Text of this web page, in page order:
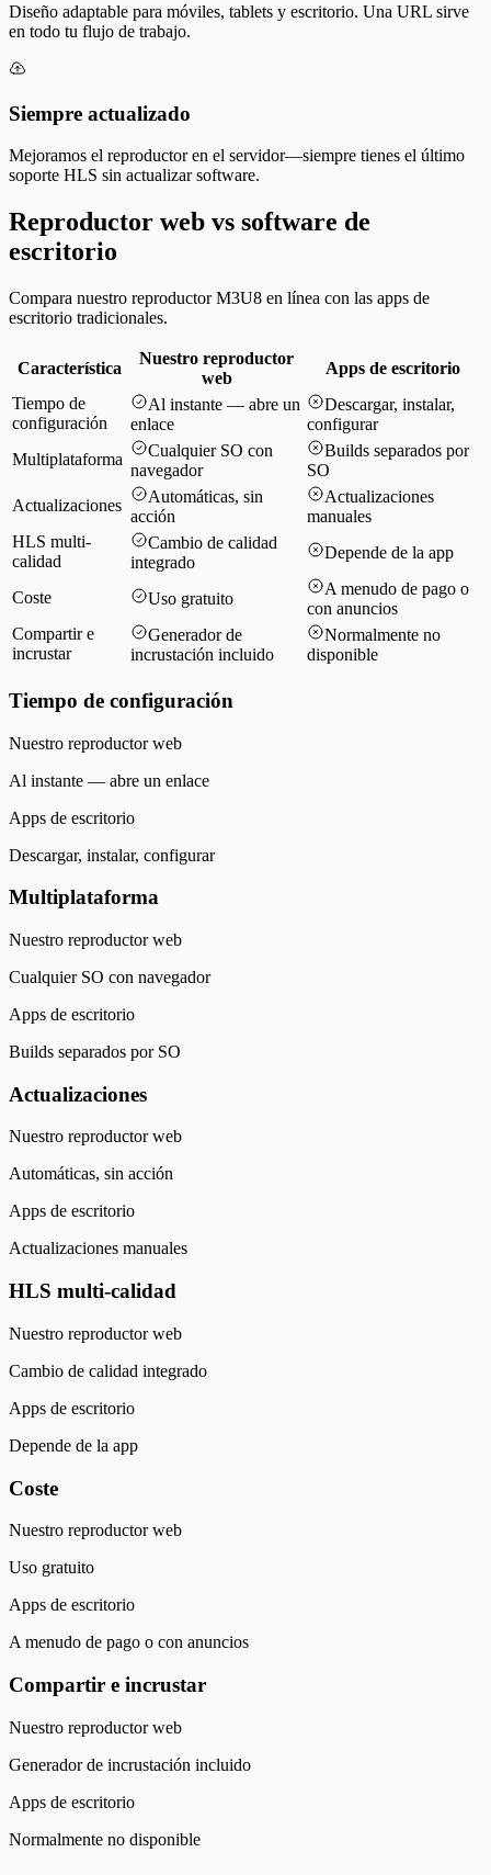
Diseño adaptable para móviles, tablets y escritorio. Una URL sirve
en todo tu flujo de trabajo.
Siempre actualizado
Mejoramos el reproductor en el servidor—siempre tienes el último
soporte HLS sin actualizar software.
Reproductor web vs software de
escritorio
Compara nuestro reproductor M3U8 en línea con las apps de
escritorio tradicionales.
Característica
Nuestro reproductor
web
Apps de escritorio
Tiempo de
configuración
Al instante — abre un
enlace
Descargar, instalar,
configurar
Multiplataforma
Cualquier SO con
navegador
Builds separados por
SO
Actualizaciones
Automáticas, sin
acción
Actualizaciones
manuales
HLS multi-
calidad
Cambio de calidad
integrado
Depende de la app
Coste Uso gratuito
A menudo de pago o
con anuncios
Compartir e
incrustar
Generador de
incrustación incluido
Normalmente no
disponible
Tiempo de configuración
Nuestro reproductor web
Al instante — abre un enlace
Apps de escritorio
Descargar, instalar, configurar
Multiplataforma
Nuestro reproductor web
Cualquier SO con navegador
Apps de escritorio
Builds separados por SO
Actualizaciones
Nuestro reproductor web
Automáticas, sin acción
Apps de escritorio
Actualizaciones manuales
HLS multi-calidad
Nuestro reproductor web
Cambio de calidad integrado
Apps de escritorio
Depende de la app
Coste
Nuestro reproductor web
Uso gratuito
Apps de escritorio
A menudo de pago o con anuncios
Compartir e incrustar
Nuestro reproductor web
Generador de incrustación incluido
Apps de escritorio
Normalmente no disponible